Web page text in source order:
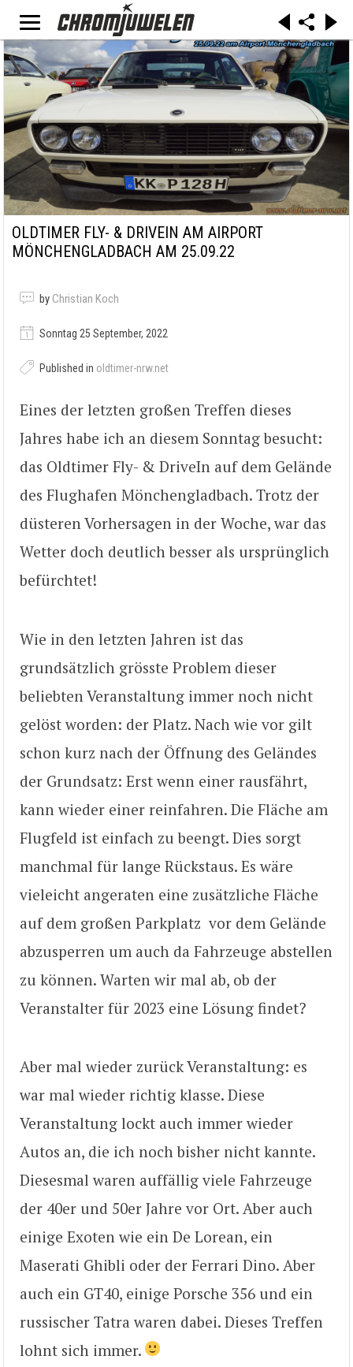
OLDTIMER FLY- & DRIVEIN AM AIRPORT
MÖNCHENGLADBACH AM 25.09.22
by Christian Koch
Sonntag 25 September, 2022
Published in oldtimer-nrw.net
Eines der letzten großen Treffen dieses
Jahres habe ich an diesem Sonntag besucht:
das Oldtimer Fly- & DriveIn auf dem Gelände
des Flughafen Mönchengladbach. Trotz der
düsteren Vorhersagen in der Woche, war das
Wetter doch deutlich besser als ursprünglich
befürchtet!
Wie in den letzten Jahren ist das
grundsätzlich grösste Problem dieser
beliebten Veranstaltung immer noch nicht
gelöst worden: der Platz. Nach wie vor gilt
schon kurz nach der Öffnung des Geländes
der Grundsatz: Erst wenn einer rausfährt,
kann wieder einer reinfahren. Die Fläche am
Flugfeld ist einfach zu beengt. Dies sorgt
manchmal für lange Rückstaus. Es wäre
vieleicht angeraten eine zusätzliche Fläche
auf dem großen Parkplatz vor dem Gelände
abzusperren um auch da Fahrzeuge abstellen
zu können. Warten wir mal ab, ob der
Veranstalter für 2023 eine Lösung findet?
Aber mal wieder zurück Veranstaltung: es
war mal wieder richtig klasse. Diese
Veranstaltung lockt auch immer wieder
Autos an, die ich noch bisher nicht kannte.
Diesesmal waren auffällig viele Fahrzeuge
der 40er und 50er Jahre vor Ort. Aber auch
einige Exoten wie ein De Lorean, ein
Maserati Ghibli oder der Ferrari Dino. Aber
auch ein GT40, einige Porsche 356 und ein
russischer Tatra waren dabei. Dieses Treffen
lohnt sich immer.